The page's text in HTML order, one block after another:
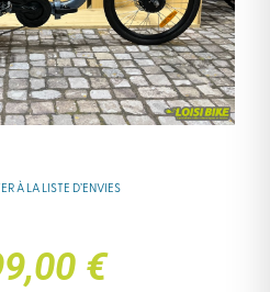
À LA LISTE D’ENVIES
€